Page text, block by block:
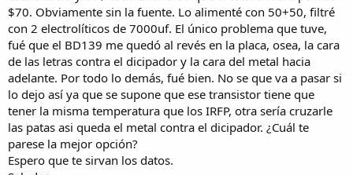
$70. Obviamente sin la fuente. Lo alimenté con 50+50, filtré
con 2 electrolíticos de 7000uf. El único problema que tuve,
fué que el BD139 me quedó al revés en la placa, osea, la cara
de las letras contra el dicipador y la cara del metal hacia
adelante. Por todo lo demás, fué bien. No se que va a pasar si
lo dejo así ya que se supone que ese transistor tiene que
tener la misma temperatura que los IRFP, otra sería cruzarle
las patas asi queda el metal contra el dicipador. ¿Cuál te
parese la mejor opción?
Espero que te sirvan los datos.